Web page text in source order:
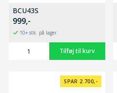
BCU43S
999,-
10+ stk. på lager.
SPAR 2.700,-